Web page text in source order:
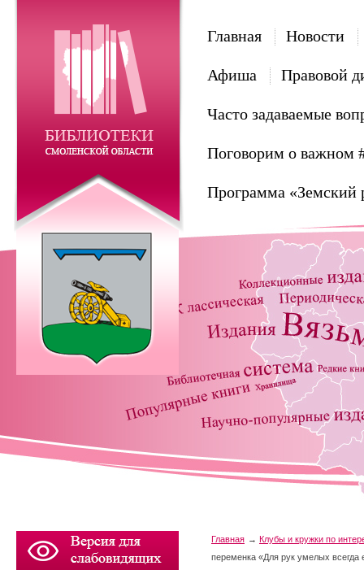
Главная Новости
Афиша Правовой
Часто задаваемые
Поговорим о важном
Программа «Земский
Главная
Клубы и кружки по
переменка «Для рук умелых всегда